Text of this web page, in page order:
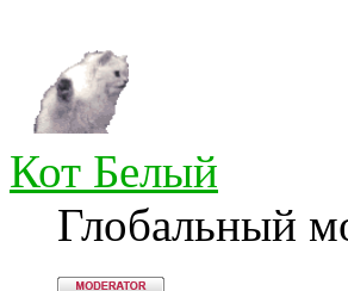
Кот Белый
Глобальный